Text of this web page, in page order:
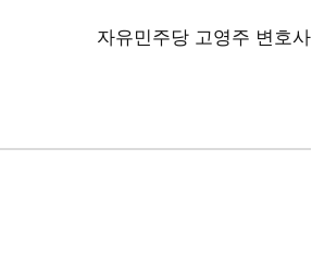
자유민주당 고영주 변호사